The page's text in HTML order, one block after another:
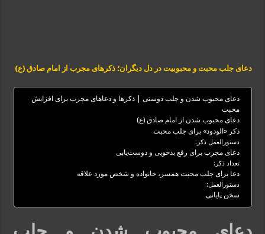
دعای جلب محبت و محبوبیت در دل دیگران؛ ذکرهای مجرب از امام صادق (ع)
دعای محبوب شدن و جلب دوستی | ذکرها و دعاهای مجرب برای افزایش
محبت
دعای محبوب شدن از امام صادق (ع)
ذکر «الودود» برای جلب محبت
دستورالعمل ذکر:
دعای مجرب برای رفع بدخویی و دوست‌یابی
تعداد ذکر:
دعا برای جلب محبت همسر، خانواده و شخص مورد علاقه
دستورالعمل:
سخن پایانی